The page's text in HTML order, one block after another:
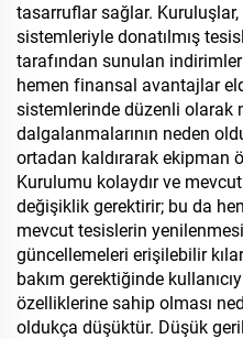
tasarruflar sağlar. Kuruluşlar,
sistemleriyle donatılmış
tarafından sunulan
hemen finansal avantajlar
sistemlerinde düzenli olarak
dalgalanmalarının neden
ortadan kaldırarak ekipman
Kurulumu kolaydır ve
değişiklik gerektirir; bu da
mevcut tesislerin
güncellemeleri erişilebilir
bakım gerektiğinde
özelliklerine sahip olması
oldukça düşüktür. Düşük